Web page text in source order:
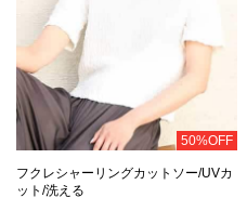
50%OFF
フクレシャーリングカットソー/UVカ
ット/洗える